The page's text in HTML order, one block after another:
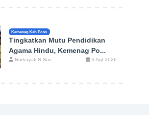
Kemenag Kab Poso
Tingkatkan Mutu Pendidikan
Agama Hindu, Kemenag Po...
Nurhayati S.Sos 3 Agt 2026